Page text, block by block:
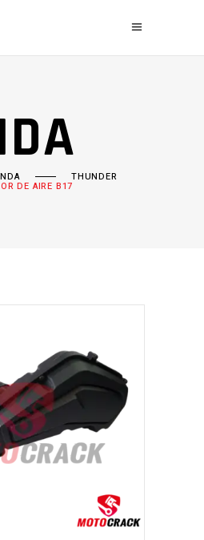
THUNDER
DE AIRE B17